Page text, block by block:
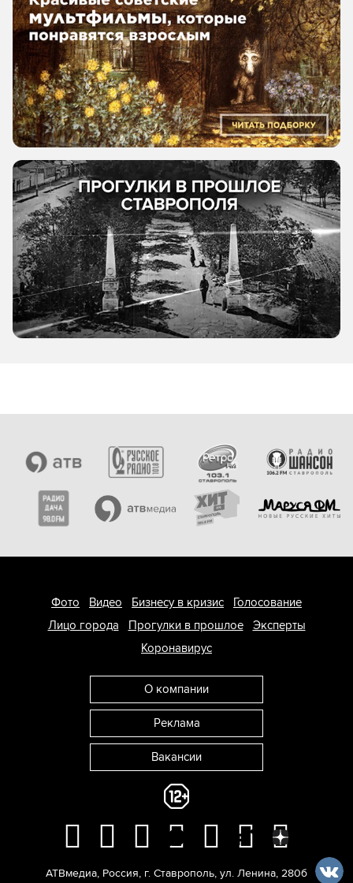
Фото Видео Бизнесу в кризис
Голосование
Лицо города
Прогулки в прошлое
Эксперты
Коронавирус
О компании
Реклама
Вакансии
АТВмедиа, Россия, г. Ставрополь, ул. Ленина, 280б